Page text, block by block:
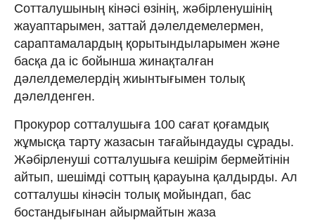
Сотталушының кінәсі өзінің, жәбірленушінің
жауаптарымен, заттай дәлелдемелермен,
сараптамалардың қорытындыларымен және
басқа да іс бойынша жинақталған
дәлелдемелердің жиынтығымен толық
дәлелденген.
Прокурор сотталушыға 100 сағат қоғамдық
жұмысқа тарту жазасын тағайындауды сұрады.
Жәбірленуші сотталушыға кешірім бермейтінін
айтып, шешімді соттың қарауына қалдырды. Ал
сотталушы кінәсін толық мойындап, бас
бостандығынан айырмайтын жаза